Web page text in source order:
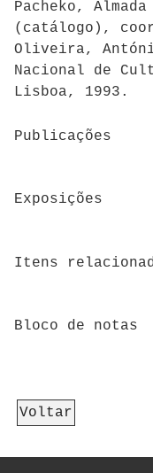
Pacheko,
(catálogo),
Oliveira,
Nacional de
Lisboa, 1993.
Publicações
Exposições
Itens
Bloco de notas
Voltar